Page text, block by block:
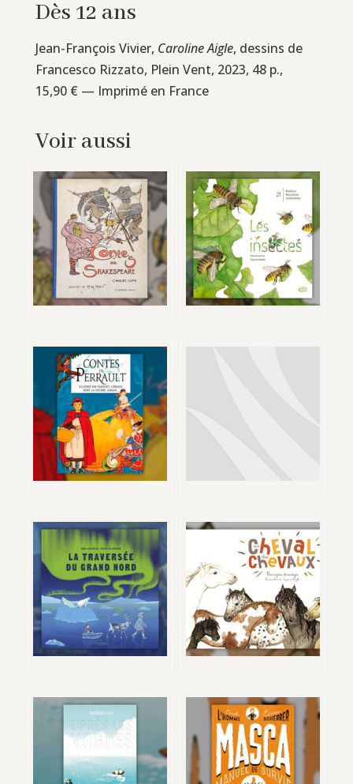
Dès 12 ans
Jean-François Vivier, Caroline Aigle, dessins de
Francesco Rizzato, Plein Vent, 2023, 48 p.,
15,90 € — Imprimé en France
Voir aussi